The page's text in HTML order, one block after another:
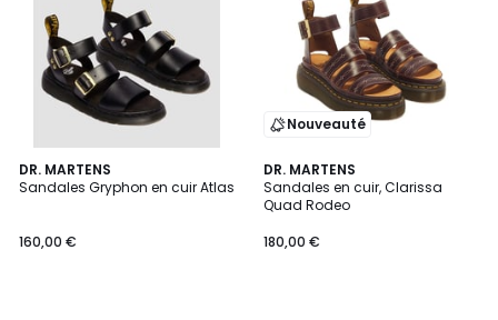
DR. MARTENS
Sandales Gryphon en cuir Atlas
160,00 €
Nouveauté
DR. MARTENS
Sandales en cuir, Clarissa
Quad Rodeo
180,00 €